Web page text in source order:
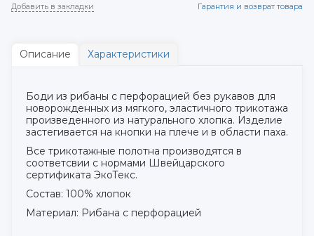
Добавить в закладки Гарантия и возврат товара
Описание Характеристики
Боди из рибаны с перфорацией без рукавов для
новорожденных из мягкого, эластичного трикотажа
произведенного из натурального хлопка. Изделие
застегивается на кнопки на плече и в области паха.
Все трикотажные полотна производятся в
соответсвии с нормами Швейцарского
сертификата ЭкоТекс.
Состав: 100% хлопок
Материал: Рибана с перфорацией